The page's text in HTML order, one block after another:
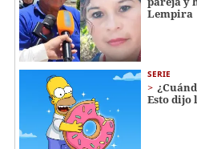
Lempira
SERIE
Esto dijo